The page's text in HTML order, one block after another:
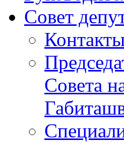
Совет
Совета